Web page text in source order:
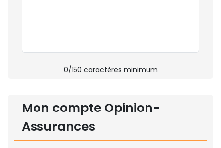
0/150 caractères minimum
Mon compte Opinion-
Assurances